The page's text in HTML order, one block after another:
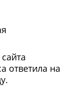
ответила на